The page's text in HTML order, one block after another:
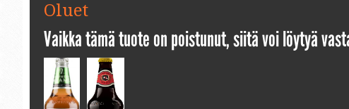
Oluet
Vaikka tämä tuote on poistunut, siitä voi löytyä